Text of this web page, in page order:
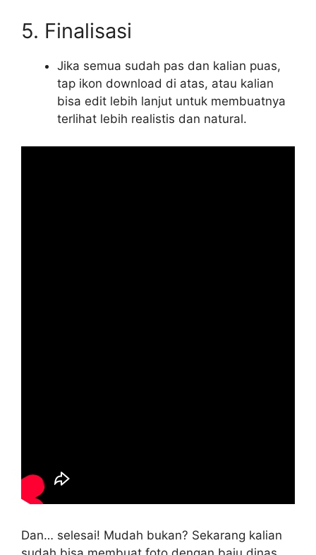
5. Finalisasi
Jika semua sudah pas dan kalian puas,
tap ikon download di atas, atau kalian
bisa edit lebih lanjut untuk membuatnya
terlihat lebih realistis dan natural.
Dan… selesai! Mudah bukan? Sekarang kalian